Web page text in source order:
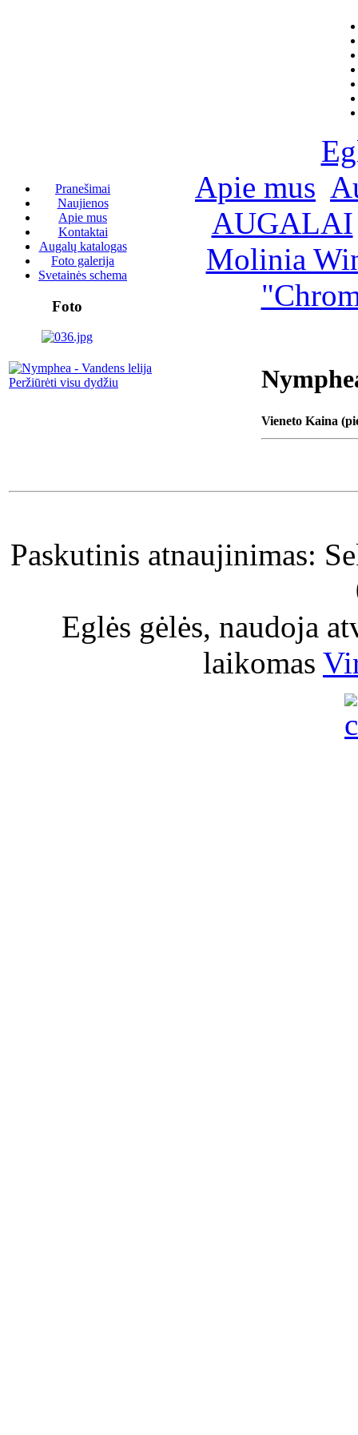
Pranešimai
Naujienos
Apie mus
Kontaktai
Augalų katalogas
Foto galerija
Svetainės schema
Foto
Apie mus
AUGALAI
Molinia
Peržiūrėti visu dydžiu
Vieneto Kaina
Paskutinis atnaujinimas:
Eglės gėlės, naudoja
laikomas